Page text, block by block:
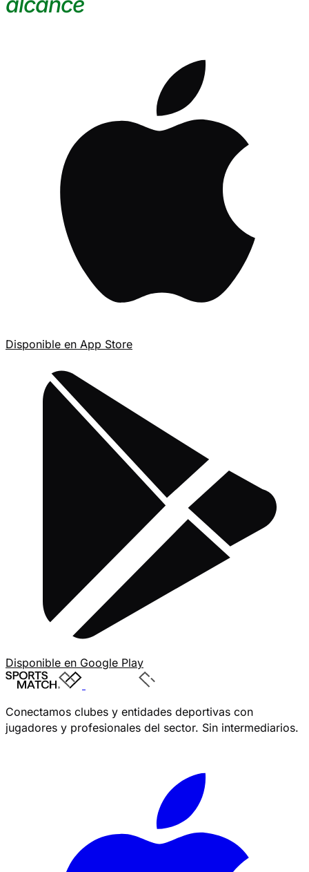
Disponible en App Store
Disponible en Google Play
Conectamos clubes y entidades deportivas con
jugadores y profesionales del sector. Sin intermediarios.